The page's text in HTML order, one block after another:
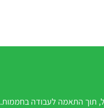
תוך התאמה לעבודה בחממות.